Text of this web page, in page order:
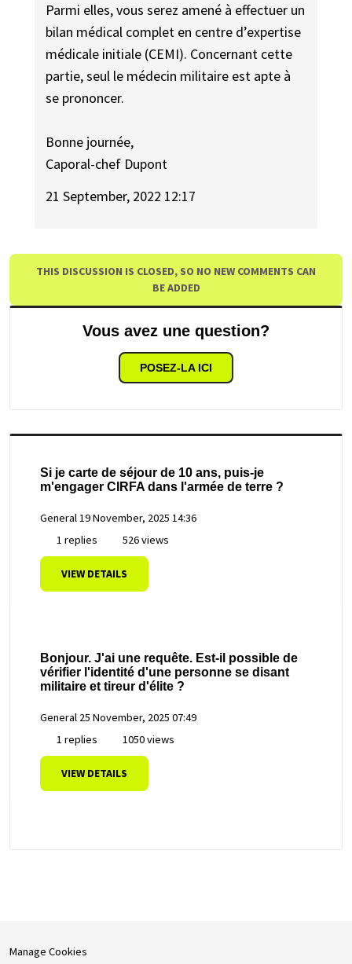
Parmi elles, vous serez amené à effectuer un
bilan médical complet en centre d’expertise
médicale initiale (CEMI). Concernant cette
partie, seul le médecin militaire est apte à
se prononcer.
Bonne journée,
Caporal-chef Dupont
21 September, 2022 12:17
THIS DISCUSSION IS CLOSED, SO NO NEW COMMENTS CAN
BE ADDED
Vous avez une question?
POSEZ-LA ICI
Si je carte de séjour de 10 ans, puis-je
m'engager CIRFA dans l'armée de terre ?
General19 November, 2025 14:36
1 replies
526 views
VIEW DETAILS
Bonjour. J'ai une requête. Est-il possible de
vérifier l'identité d'une personne se disant
militaire et tireur d'élite ?
General 25 November, 2025 07:49
1 replies
1050 views
VIEW DETAILS
Manage Cookies